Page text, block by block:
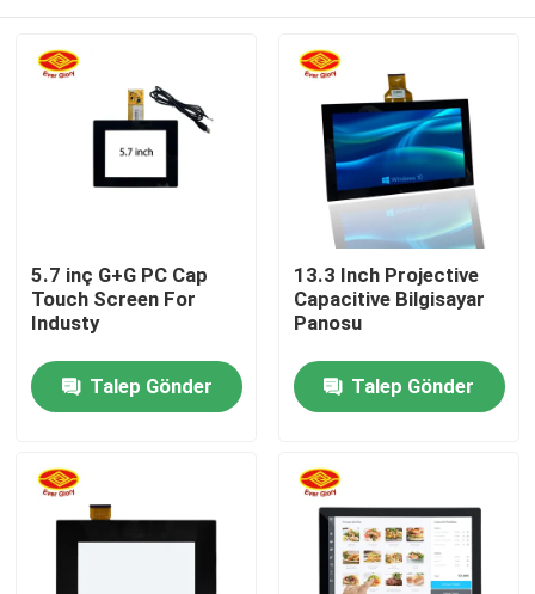
Ana sayfa
5.7 inç G+G PC Cap
Touch Screen For
Industy
Talep Gönder
13.3 Inch Projective
Capacitive Bilgisayar
Panosu
Talep Gönder